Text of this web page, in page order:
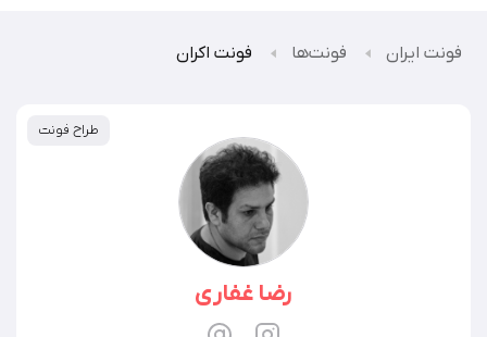
فونت ایران فونت‌ها فونت اکران
طراح فونت
رضا غفاری